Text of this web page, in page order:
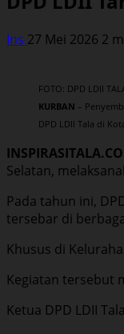
Ins 27 Mei 2026 2
FOTO: DPD LDII
KURBAN –
DPD LDII Tala di
Selatan,
Pada tahun ini,
tersebar di
Khusus di
Kegiatan tersebut
Ketua DPD LDII